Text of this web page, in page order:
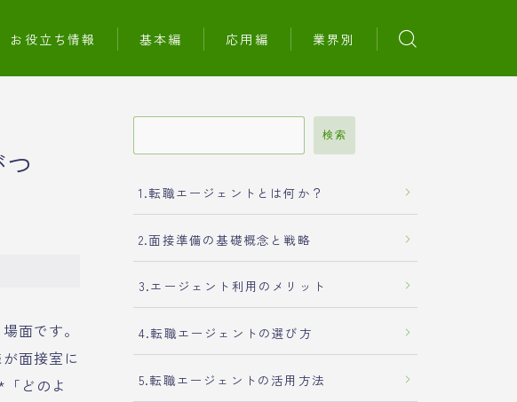
お役立ち情報 基本編 応用編 業界別
面です。
面接室に
どのよ
検索
1.転職エージェントとは何か？
2.面接準備の基礎概念と戦略
3.エージェント利用のメリット
4.転職エージェントの選び方
5.転職エージェントの活用方法